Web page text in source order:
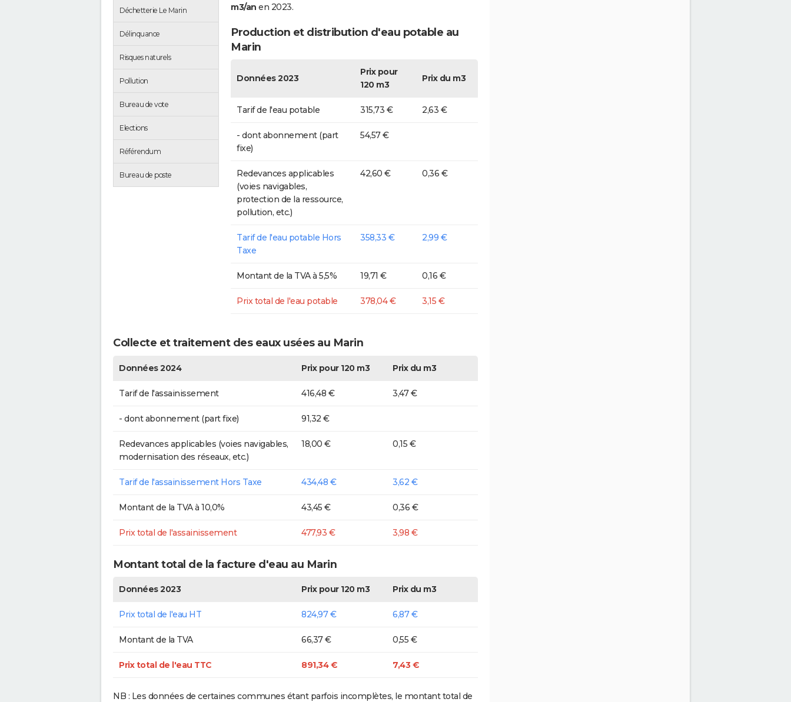
Déchetterie Le Marin
Délinquance
Risques naturels
Pollution
Bureau de vote
Elections
Référendum
Bureau de poste
m3/an en 2023.
Production et distribution d'eau potable au
Marin
Données 2023
Prix pour
120 m3
Prix du m3
Tarif de l'eau potable 315,73 € 2,63 €
- dont abonnement (part
fixe)
54,57 €
Redevances applicables
(voies navigables,
protection de la ressource,
pollution, etc.)
42,60 € 0,36 €
Tarif de l'eau potable Hors
Taxe
358,33 € 2,99 €
Montant de la TVA à 5,5% 19,71 € 0,16 €
Prix total de l'eau potable 378,04 € 3,15 €
Collecte et traitement des eaux usées au Marin
Données 2024 Prix pour 120 m3 Prix du m3
Tarif de l'assainissement 416,48 € 3,47 €
- dont abonnement (part fixe) 91,32 €
Redevances applicables (voies navigables,
modernisation des réseaux, etc.)
18,00 € 0,15 €
Tarif de l'assainissement Hors Taxe 434,48 € 3,62 €
Montant de la TVA à 10,0% 43,45 € 0,36 €
Prix total de l'assainissement 477,93 € 3,98 €
Montant total de la facture d'eau au Marin
Données 2023 Prix pour 120 m3 Prix du m3
Prix total de l'eau HT 824,97 € 6,87 €
Montant de la TVA 66,37 € 0,55 €
Prix total de l'eau TTC 891,34 € 7,43 €
NB : Les données de certaines communes étant parfois incomplètes, le montant total de